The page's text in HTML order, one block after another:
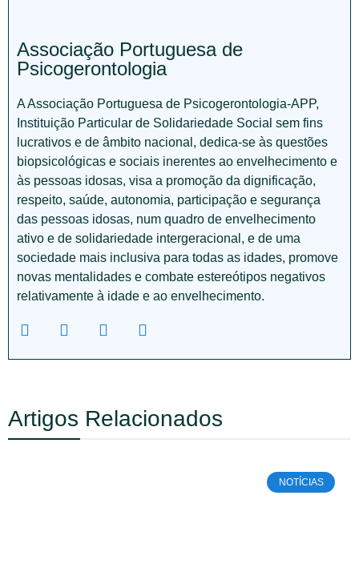
Associação Portuguesa de
Psicogerontologia
A Associação Portuguesa de Psicogerontologia-APP,
Instituição Particular de Solidariedade Social sem fins
lucrativos e de âmbito nacional, dedica-se às questões
biopsicológicas e sociais inerentes ao envelhecimento e
às pessoas idosas, visa a promoção da dignificação,
respeito, saúde, autonomia, participação e segurança
das pessoas idosas, num quadro de envelhecimento
ativo e de solidariedade intergeracional, e de uma
sociedade mais inclusiva para todas as idades, promove
novas mentalidades e combate estereótipos negativos
relativamente à idade e ao envelhecimento.
Artigos Relacionados
NOTÍCIAS